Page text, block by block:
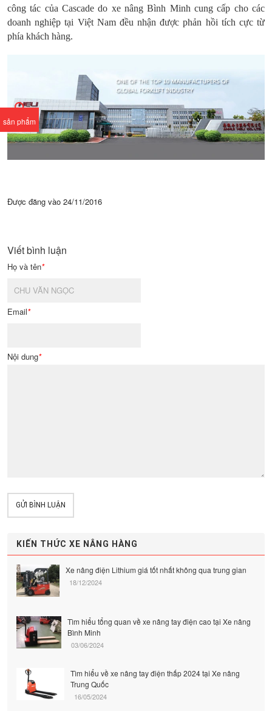
sản phẩm
công tác của Cascade do xe nâng Bình Minh cung cấp cho các
doanh nghiệp tại Việt Nam đều nhận được phản hồi tích cực từ
phía khách hàng.
Được đăng vào 24/11/2016
Viết bình luận
Họ và tên*
Email*
Nội dung*
GỬI BÌNH LUẬN
KIẾN THỨC XE NÂNG HÀNG
Xe nâng điện Lithium giá tốt nhất không qua trung gian
18/12/2024
Tìm hiểu tổng quan về xe nâng tay điện cao tại Xe nâng
Bình Minh
03/06/2024
Tìm hiểu về xe nâng tay điện thấp 2024 tại Xe nâng
Trung Quốc
16/05/2024